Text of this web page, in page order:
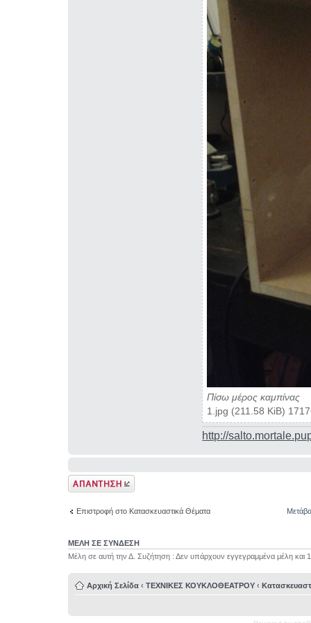
Πίσω μέρος καμπίνας
1.jpg (211.58 KiB)
http://
Δημιουργία
απάντησης
Επιστροφή στο Κατασκευαστικά Θέματα
ΜΕΛΗ ΣΕ ΣΥΝΔΕΣΗ
Μέλη σε αυτή την Δ. Συζήτηση : Δεν υπάρχουν εγγεγραμμένα μέλη και
Αρχική Σελίδα ‹ ΤΕΧΝΙΚΕΣ ΚΟΥΚΛΟΘΕΑΤΡΟΥ ‹